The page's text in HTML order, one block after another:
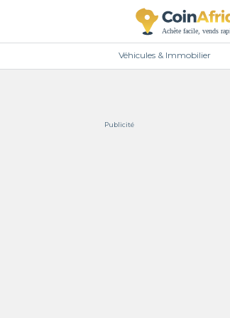
Véhicules & Immobilier
Publicité